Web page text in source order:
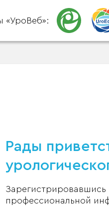
«УроВеб»:
Рады
Зарегистрировавшись
профессиональной